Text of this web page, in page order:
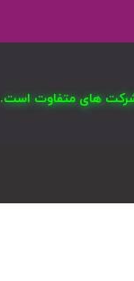
شرکت های متفاوت است.